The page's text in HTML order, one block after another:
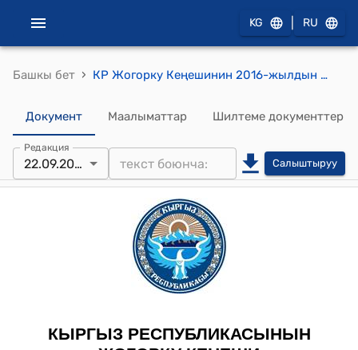
KG RU
Башкы бет › КР Жогорку Кеңешинин 2016-жылдын 22-сентябрындагы № 919-VI "Кыргыз Республикасындагы гарантиялык фонддор жөнүндө" Кыргыз Республикасынын Мыйзамына өзгөртүүлөрдү киргизүү тууралуу" Кыргыз Республикасынын Мыйзамын кабыл алуу жөнүндө" токтому
Документ Маалыматтар Шилтеме документтер
Редакция
22.09.2016 Салыштыруу